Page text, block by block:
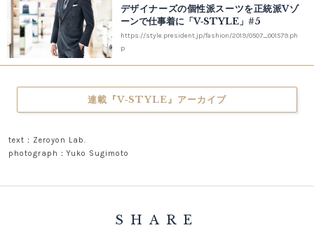
デザイナーズの個性派スーツを正統派Vゾ
ーンで仕事着に「V‐STYLE」#5
https://style.president.jp/fashion/2019/0507_001579.ph
p
連載『V‐STYLE』アーカイブ
text：Zeroyon Lab.
photograph：Yuko Sugimoto
SHARE